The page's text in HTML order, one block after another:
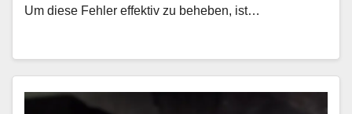
Um diese Fehler effektiv zu beheben, ist…